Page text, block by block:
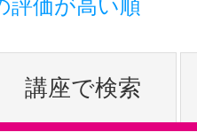
特集をみる
評価が高い順
講座で検索